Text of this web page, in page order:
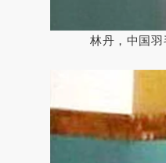
林丹，中国